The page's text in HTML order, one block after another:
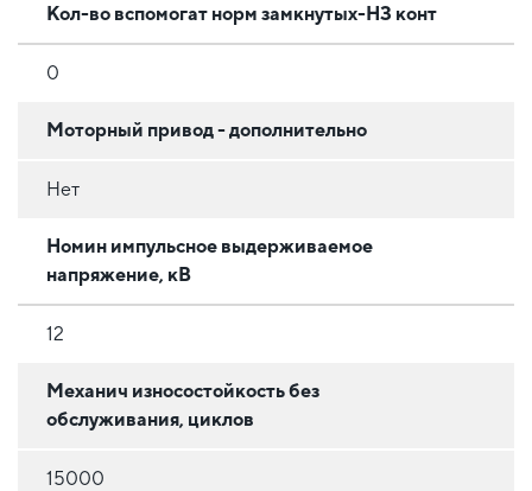
Кол-во вспомогат норм замкнутых-НЗ конт
0
Моторный привод - дополнительно
Нет
Номин импульсное выдерживаемое
напряжение, кВ
12
Механич износостойкость без
обслуживания, циклов
15000